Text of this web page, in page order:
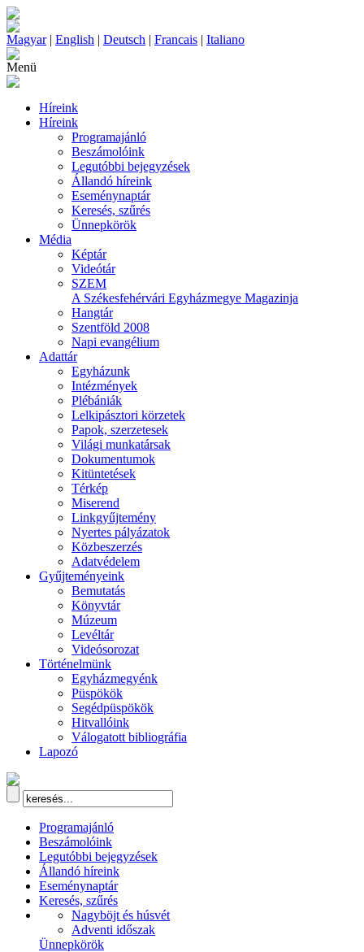
Magyar| English | Deutsch | Francais | Italiano
Menü
Híreink
Híreink
Programajánló
Beszámolóink
Legutóbbi bejegyzések
Állandó híreink
Eseménynaptár
Keresés, szűrés
Ünnepkörök
Média
Képtár
Videótár
SZEM
A Székesfehérvári Egyházmegye Magazinja
Hangtár
Szentföld 2008
Napi evangélium
Adattár
Egyházunk
Intézmények
Plébániák
Lelkipásztori körzetek
Papok, szerzetesek
Világi munkatársak
Dokumentumok
Kitüntetések
Térkép
Miserend
Linkgyűjtemény
Nyertes pályázatok
Közbeszerzés
Adatvédelem
Gyűjteményeink
Bemutatás
Könyvtár
Múzeum
Levéltár
Videósorozat
Történelmünk
Egyházmegyénk
Püspökök
Segédpüspökök
Hitvallóink
Válogatott bibliográfia
Lapozó
Programajánló
Beszámolóink
Legutóbbi bejegyzések
Állandó híreink
Eseménynaptár
Keresés, szűrés
Nagyböjt és húsvét
Adventi időszak
Ünnepkörök